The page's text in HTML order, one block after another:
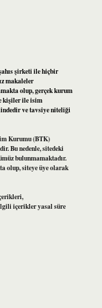
şirketi ile hiçbir
makaleler
olup, gerçek kurum
kişiler ile isim
ve tavsiye niteliği
Kurumu (BTK)
Bu nedenle, sitedeki
bulunmamaktadır.
olup, siteye üye olarak
içerikler yasal süre